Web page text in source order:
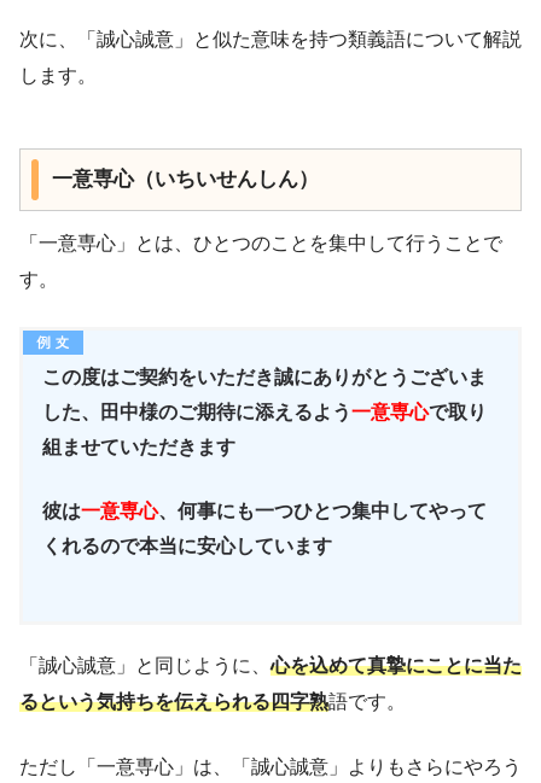
次に、「誠心誠意」と似た意味を持つ類義語について解説
します。
一意専心（いちいせんしん）
「一意専心」とは、ひとつのことを集中して行うことで
す。
この度はご契約をいただき誠にありがとうございま
した、田中様のご期待に添えるよう一意専心で取り
組ませていただきます
彼は一意専心、何事にも一つひとつ集中してやって
くれるので本当に安心しています
「誠心誠意」と同じように、心を込めて真摯にことに当た
るという気持ちを伝えられる四字熟語です。
ただし「一意専心」は、「誠心誠意」よりもさらにやろう